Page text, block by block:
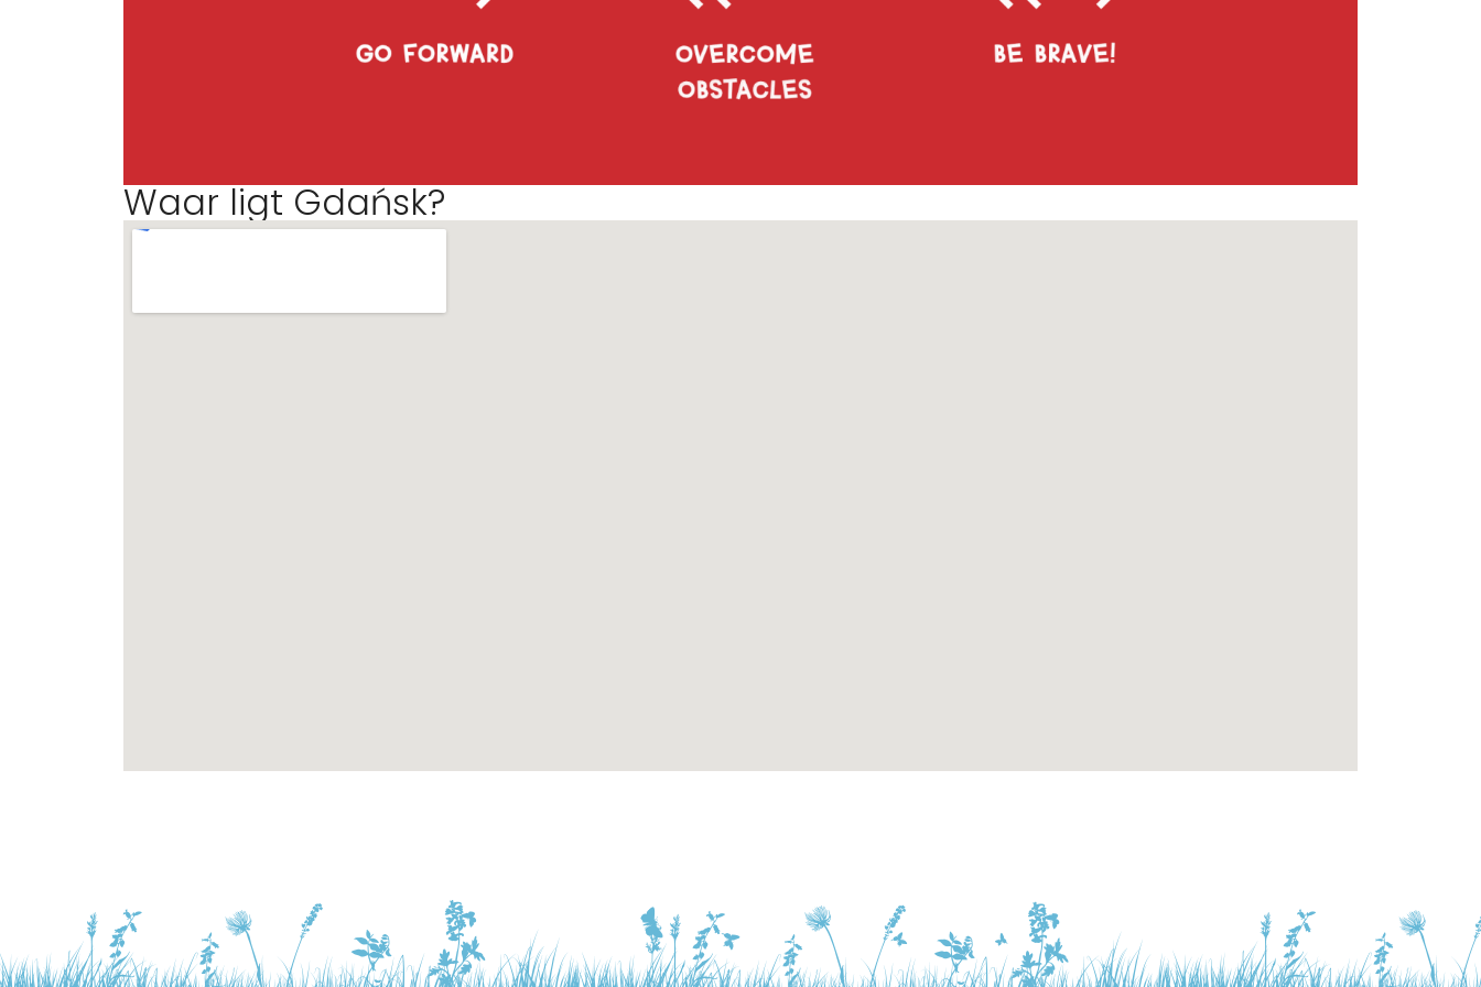
Waar ligt Gdańsk?